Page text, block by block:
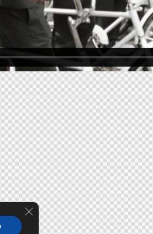
Cerrar el banner de cookies RGPD